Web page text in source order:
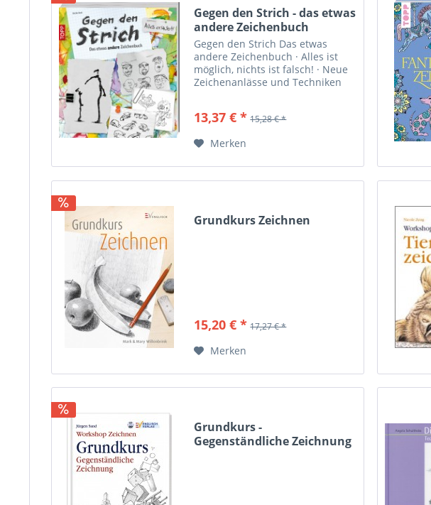
Gegen den Strich - das etwas
andere Zeichenbuch
Gegen den Strich Das etwas
andere Zeichenbuch · Alles ist
möglich, nichts ist falsch! · Neue
Zeichenanlässe und Techniken
Experimentieren erweitert die
13,37 € * 15,28 € *
Merken
Grundkurs Zeichnen
15,20 € * 17,27 € *
Merken
Grundkurs -
Gegenständliche Zeichnung